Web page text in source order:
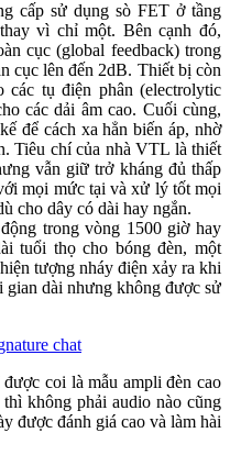
cấp sử dụng sò FET ở tầng
vì chỉ một. Bên cạnh đó,
cục (global feedback) trong
cục lên đến 2dB. Thiết bị còn
tụ điện phân (electrolytic
các dải âm cao. Cuối cùng,
để cách xa hẳn biến áp, nhờ
Tiêu chí của nhà VTL là thiết
vẫn giữ trở kháng đủ thấp
mọi mức tại và xử lý tốt mọi
cho dây có dài hay ngắn.
trong vòng 1500 giờ hay
tuổi thọ cho bóng đèn, một
tượng nháy điện xảy ra khi
gian dài nhưng không được sử
coi là mẫu ampli đèn cao
không phải audio nào cũng
được đánh giá cao và làm hài